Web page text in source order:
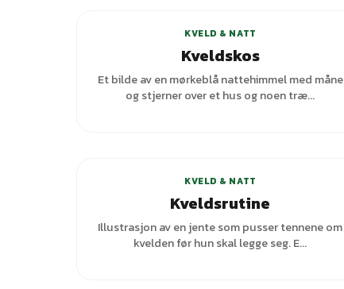
KVELD & NATT
Kveldskos
Et bilde av en mørkeblå nattehimmel med måne
og stjerner over et hus og noen træ...
KVELD & NATT
Kveldsrutine
Illustrasjon av en jente som pusser tennene om
kvelden før hun skal legge seg. E...